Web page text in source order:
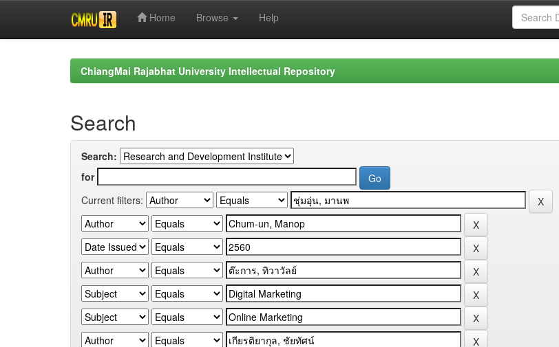
Home Browse Help
ChiangMai Rajabhat University Intellectual Repository
Search
Search:
for
Current filters: